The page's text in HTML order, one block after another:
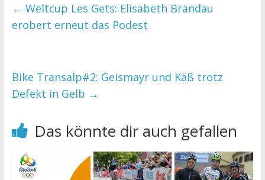
← Weltcup Les Gets: Elisabeth Brandau
erobert erneut das Podest
Bike Transalp#2: Geismayr und Käß trotz
Defekt in Gelb →
Das könnte dir auch gefallen